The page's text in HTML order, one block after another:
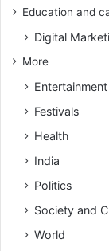
Education and
Digital
More
Entertainment
Festivals
Health
India
Politics
Society and
World